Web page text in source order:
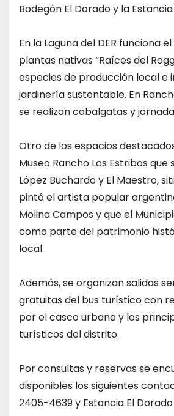
Bodegón El Dorado y la
En la Laguna del DER funciona
plantas nativas “Raíces del
especies de producción local e
jardinería sustentable. En
se realizan cabalgatas y
Otro de los espacios
Museo Rancho Los Estribos que
López Buchardo y El Maestro,
pintó el artista popular
Molina Campos y que el
como parte del patrimonio
local.
Además, se organizan salidas
gratuitas del bus turístico con
por el casco urbano y los
turísticos del distrito.
Por consultas y reservas se
disponibles los siguientes
2405-4639 y Estancia El Dorado